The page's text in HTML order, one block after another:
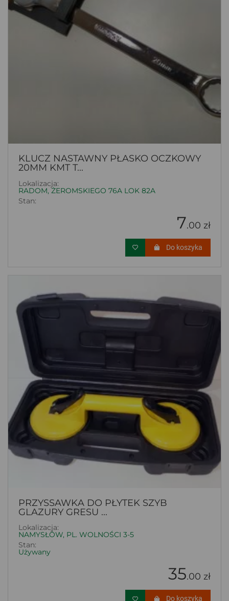
KLUCZ NASTAWNY PŁASKO OCZKOWY
20MM KMT T...
Lokalizacja:
RADOM, ŻEROMSKIEGO 76A LOK 82A
Stan:
7.00 zł
Do koszyka
PRZYSSAWKA DO PŁYTEK SZYB
GLAZURY GRESU ...
Lokalizacja:
NAMYSŁÓW, PL. WOLNOŚCI 3-5
Stan:
Używany
35.00 zł
Do koszyka